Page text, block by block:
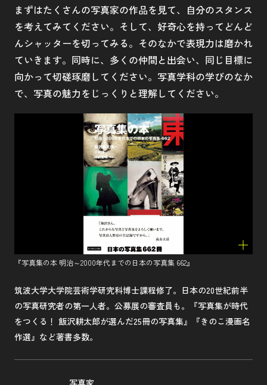
まずはたくさんの写真家の作品を見て、自分のスタンス
を考えてみてください。そして、好奇心を持ってどんど
んシャッターを切ってみる。そのなかで表現力は磨かれ
ていきます。同時に、多くの仲間と出会い、同じ目標に
向かって切磋琢磨してください。写真学科の学びのなか
で、写真の魅力をじっくりと理解してください。
『写真集の本 明治～2000年代までの日本の写真集 662』
筑波大学大学院芸術学研究科博士課程修了。日本の20世紀前半
の写真研究者の第一人者。公募展の審査員も。『写真集が時代
をつくる！ 飯沢耕太郎が選んだ25冊の写真集』『きのこ漫画名
作選』など著書多数。
写真家